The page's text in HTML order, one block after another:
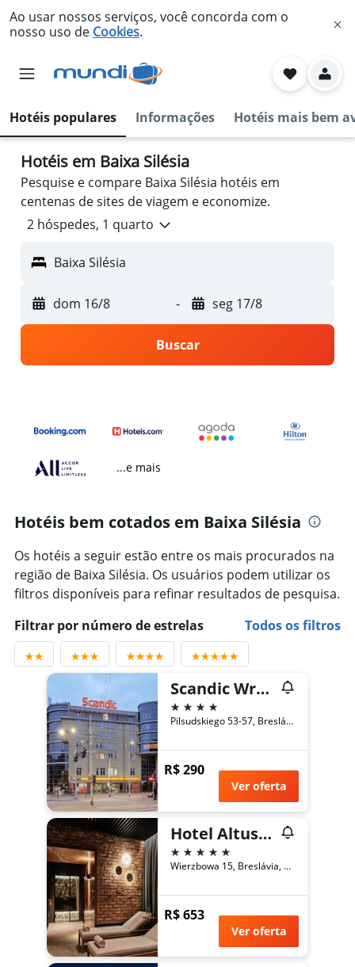
Ao usar nossos serviços, você concorda com o
nosso uso de Cookies.
Hotéis populares Informações Hotéis mais bem
Hotéis em Baixa Silésia
Pesquise e compare Baixa Silésia hotéis em
centenas de sites de viagem e economize.
2 hóspedes, 1 quarto
Baixa Silésia
dom 16/8 - seg 17/8
Buscar
...e mais
Hotéis bem cotados em Baixa Silésia
Os hotéis a seguir estão entre os mais procurados na
região de Baixa Silésia. Os usuários podem utilizar os
filtros disponíveis para refinar resultados de pesquisa.
Filtrar por número de estrelas
Todos os filtros
Scandic Wroclaw
4 estrelas
Pilsudskiego 53-57, Breslávia, Baixa Silésia, Polônia
R$ 290
Ver oferta
Hotel Altus Palace - Destigo Hotels
5 estrelas
Wierzbowa 15, Breslávia, Baixa Silésia, Polônia
R$ 653
Ver oferta